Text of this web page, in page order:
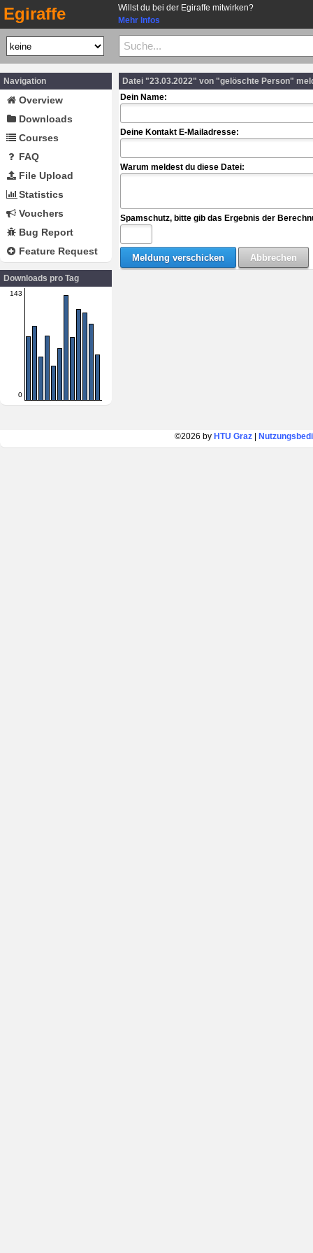
Egiraffe
Willst du bei der Egiraffe mitwirken?
Mehr Infos
Navigation
Overview
Downloads
Courses
FAQ
File Upload
Statistics
Vouchers
Bug Report
Feature Request
Downloads pro Tag
143
0
Datei "23.03.2022" von "gelöschte Person"
Dein Name:
Deine Kontakt E-Mailadresse:
Warum meldest du diese Datei:
Spamschutz, bitte gib das Ergebnis der
©2026 by HTU Graz|